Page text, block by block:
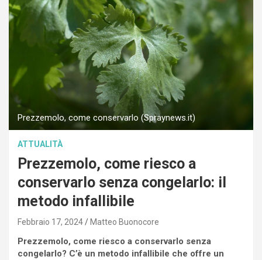
Prezzemolo, come conservarlo (Spraynews.it)
ATTUALITÀ
Prezzemolo, come riesco a
conservarlo senza congelarlo: il
metodo infallibile
Febbraio 17, 2024 Matteo Buonocore
Prezzemolo, come riesco a conservarlo senza
congelarlo? C’è un metodo infallibile che offre un